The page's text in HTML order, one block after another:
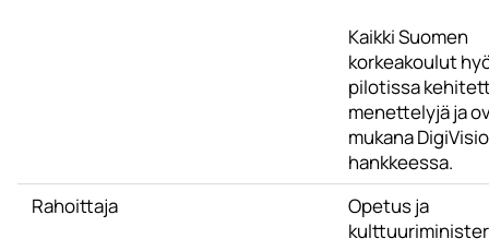
Kaikki Suomen
korkeakoulut
pilotissa
menettelyjä ja
mukana
hankkeessa.
Rahoittaja
Opetus ja